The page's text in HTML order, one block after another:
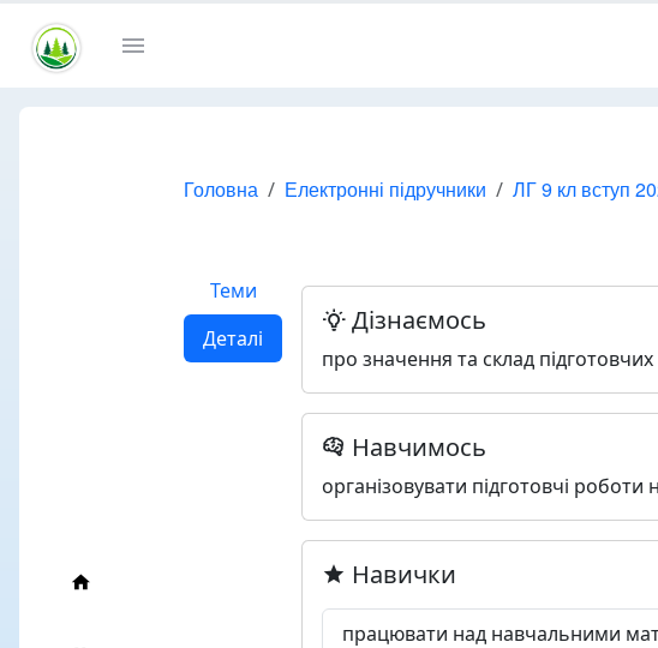
Головна Електронні підручники ЛГ 9 кл вступ
Теми
Деталі
Дізнаємось
про значення та склад підготовчих
Навчимось
організовувати підготовчі роботи
Навички
працювати над навчальними